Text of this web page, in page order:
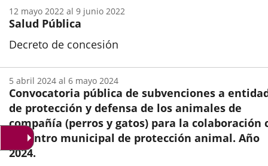
Salud Pública
Decreto de concesión
Inicio
12 mayo 2022 al 9 junio 2022
Convocatoria pública de subvenciones a
de protección y defensa de los animales de
compañía (perros y gatos) para la colaboración
el centro municipal de protección animal. Año
2024.
5 abril 2024 al 6 mayo 2024